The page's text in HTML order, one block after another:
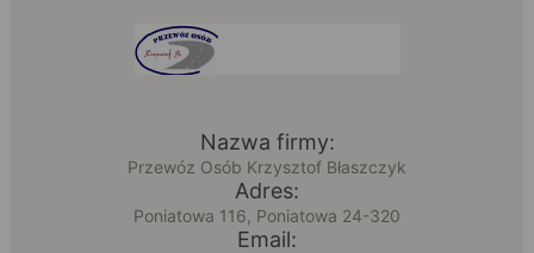
Nazwa firmy:
Przewóz Osób Krzysztof Błaszczyk
Adres:
Poniatowa 116, Poniatowa 24-320
Email: